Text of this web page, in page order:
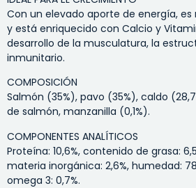
Con un elevado aporte de energía,
y está enriquecido con Calcio y
desarrollo de la musculatura, la
inmunitario.
COMPOSICIÓN
Salmón (35%), pavo (35%), caldo
de salmón, manzanilla (0,1%).
COMPONENTES ANALÍTICOS
Proteína: 10,6%, contenido de grasa:
materia inorgánica: 2,6%, humedad:
omega 3: 0,7%.